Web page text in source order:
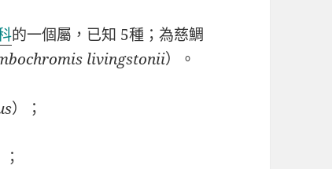
的一個屬，已知 5種；為慈鯛
livingstonii）。
）；